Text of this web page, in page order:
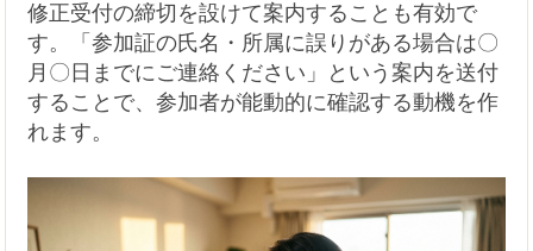
修正受付の締切を設けて案内することも有効で
す。「参加証の氏名・所属に誤りがある場合は〇
月〇日までにご連絡ください」という案内を送付
することで、参加者が能動的に確認する動機を作
れます。